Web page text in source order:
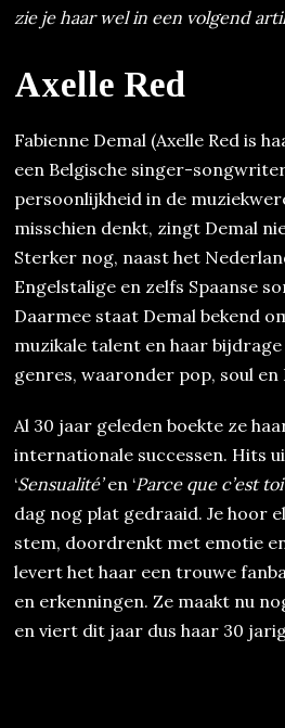
zie je haar wel in een volgend
Axelle Red
Fabienne Demal (Axelle Red is
een Belgische singer-
persoonlijkheid in de
misschien denkt, zingt Demal
Sterker nog, naast het
Engelstalige en zelfs Spaanse
Daarmee staat Demal bekend
muzikale talent en haar
genres, waaronder pop, soul en
Al 30 jaar geleden boekte ze
internationale successen. Hits
‘Sensualité’en ‘Parce que c’est
dag nog plat gedraaid. Je hoor
stem, doordrenkt met emotie
levert het haar een trouwe
en erkenningen. Ze maakt nu
en viert dit jaar dus haar 30